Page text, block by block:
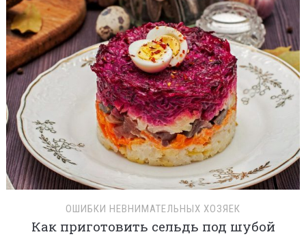
ОШИБКИ НЕВНИМАТЕЛЬНЫХ ХОЗЯЕК
Как приготовить сельдь под шубой